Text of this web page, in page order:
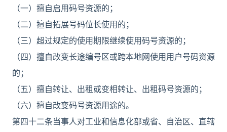
（一）擅自启用码号资源的；
（二）擅自拓展号码位长使用的；
（三）超过规定的使用期限继续使用码号资源的；
（四）擅自改变长途编号区或跨本地网使用用户号码资源
的；
（五）擅自转让、出租或变相转让、出租码号资源的；
（六）擅自改变码号资源用途的。
第四十二条当事人对工业和信息化部或省、自治区、直辖